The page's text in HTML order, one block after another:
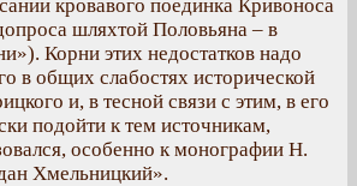
кровавого поединка Кривоноса
шляхтой Половьяна – в
Корни этих недостатков надо
в общих слабостях исторической
и, в тесной связи с этим, в его
подойти к тем источникам,
особенно к монографии Н.
Хмельницкий».